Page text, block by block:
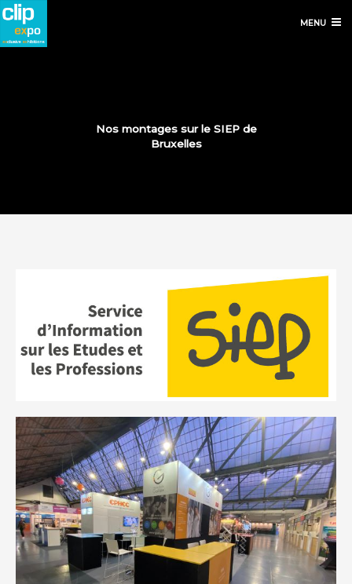
MENU
Nos montages sur le SIEP de
Bruxelles